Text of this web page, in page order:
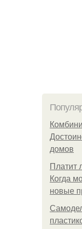
домов
Платит
Когда
новые